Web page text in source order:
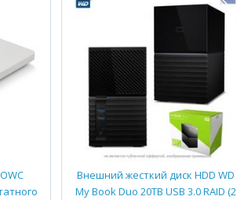
Внешний жесткий диск HDD WD
My Book Duo 20TB USB 3.0 RAID (2